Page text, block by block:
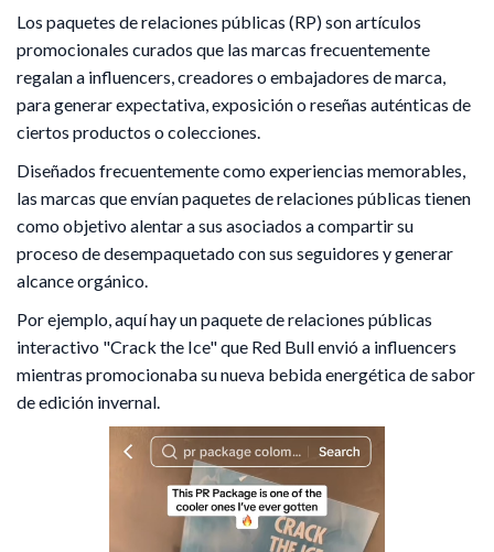
Los paquetes de relaciones públicas (RP) son artículos
promocionales curados que las marcas frecuentemente
regalan a influencers, creadores o embajadores de marca,
para generar expectativa, exposición o reseñas auténticas de
ciertos productos o colecciones.
Diseñados frecuentemente como experiencias memorables,
las marcas que envían paquetes de relaciones públicas tienen
como objetivo alentar a sus asociados a compartir su
proceso de desempaquetado con sus seguidores y generar
alcance orgánico.
Por ejemplo, aquí hay un paquete de relaciones públicas
interactivo "Crack the Ice" que Red Bull envió a influencers
mientras promocionaba su nueva bebida energética de sabor
de edición invernal.